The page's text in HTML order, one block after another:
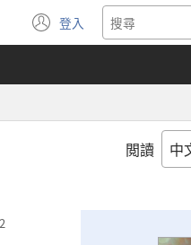
登入
（開
啟
視
閲讀